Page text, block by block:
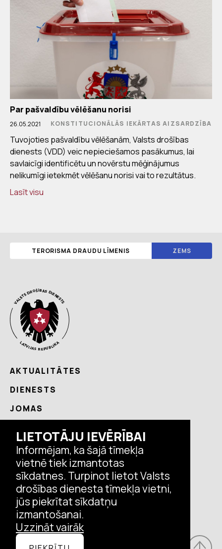
LIETOTĀJU IEVĒRĪBAI
Informējam, ka šajā tīmekļa
vietnē tiek izmantotas
sīkdatnes. Turpinot lietot Valsts
drošības dienesta tīmekļa vietni,
jūs piekrītat sīkdatņu
izmantošanai.
Uzzināt vairāk
Par pašvaldību vēlēšanu norisi
26.05.2021 KONSTITUCIONĀLĀS IEKĀRTAS AIZSARDZĪBA
Tuvojoties pašvaldību vēlēšanām, Valsts drošības
dienests (VDD) veic nepieciešamos pasākumus, lai
savlaicīgi identificētu un novērstu mēģinājumus
nelikumīgi ietekmēt vēlēšanu norisi vai to rezultātus.
Lasīt visu
TERORISMA DRAUDU LĪMENIS ZEMS
© Valsts drošības dienests, 2026.
AKTUALITĀTES
DIENESTS
JOMAS
KONTAKTI
Seko VDD aktualitātēm